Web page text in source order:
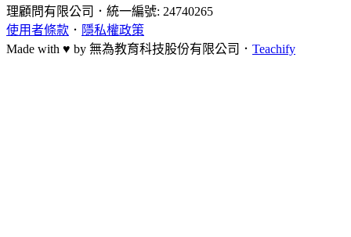
理顧問有限公司 ． 統一編號: 24740265
使用者條款 ． 隱私權政策
Made with ♥ by 無為教育科技股份有限公司． Teachify